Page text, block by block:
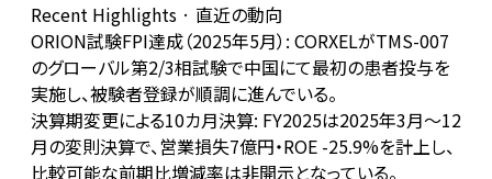
Recent Highlights · 直近の動向
ORION試験FPI達成（2025年5月）: CORXELがTMS-007
のグローバル第2/3相試験で中国にて最初の患者投与を
実施し、被験者登録が順調に進んでいる。
決算期変更による10カ月決算: FY2025は2025年3月〜12
月の変則決算で、営業損失7億円・ROE -25.9%を計上し、
比較可能な前期比増減率は非開示となっている。